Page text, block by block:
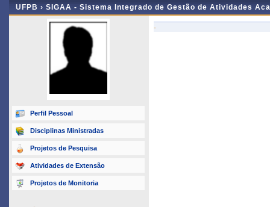
UFPB › SIGAA - Sistema Integrado de Gestão de Atividades
Perfil Pessoal
Disciplinas Ministradas
Projetos de Pesquisa
Atividades de Extensão
Projetos de Monitoria
-